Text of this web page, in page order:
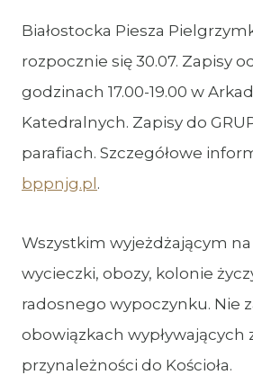
Białostocka Piesza
rozpocznie się 30.07. Zapisy
godzinach 17.00-19.00 w
Katedralnych. Zapisy do
parafiach. Szczegółowe
bppnjg.pl .
Wszystkim wyjeżdżającym
wycieczki, obozy, kolonie
radosnego wypoczynku. Nie
obowiązkach wypływających
przynależności do Kościoła.